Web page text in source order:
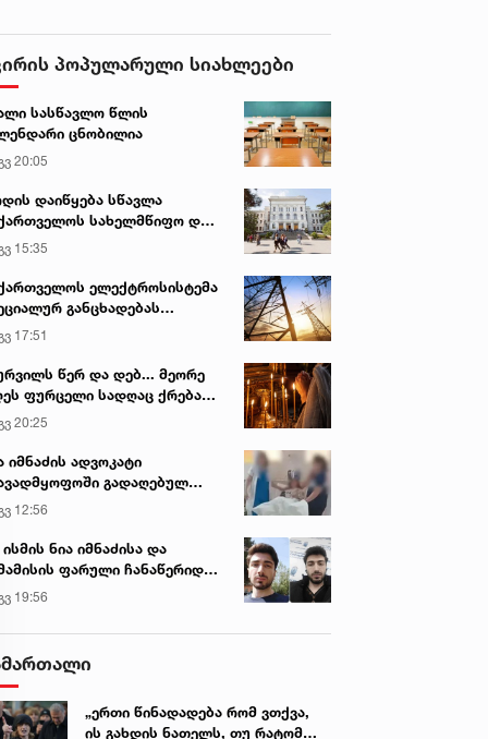
პოპულარული სიახლეები
სასწავლო წლის
ცნობილია
20:05
დაიწყება სწავლა
სახელმწიფო და
უნივერსიტეტებში
15:35
ელექტროსისტემა
განცხადებას
17:51
წერ და დებ... მეორე
ფურცელი სადღაც ქრება
სურვილი სრულდება...“ -
ტაძარი შიდა
20:25
იმნაძის ადვოკატი
გადაღებულ
ავრცელებს
12:56
ნია იმნაძისა და
ფარული ჩანაწერიდან
ავალიანის მკვლელობის
19:56
„ერთი წინადადება რომ ვთქვა,
ის გახდის ნათელს, თუ რატომ